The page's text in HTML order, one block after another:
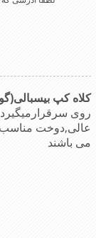
کلاه کپ
روی
عالی,دوخت
می باشند